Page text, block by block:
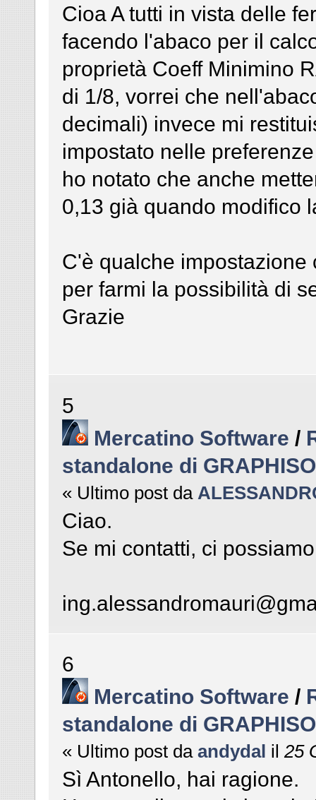
Cioa A tutti in vista delle
facendo l'abaco per il
proprietà Coeff Minimino
di 1/8, vorrei che
decimali) invece mi
impostato nelle
ho notato che anche
0,13 già quando modifico
C'è qualche
per farmi la possibilità di
Grazie
5
Mercatino Software /
standalone di
« Ultimo post da
Ciao.
Se mi contatti, ci
6
Mercatino Software /
standalone di
« Ultimo post da andydal il 25
Sì Antonello, hai ragione.